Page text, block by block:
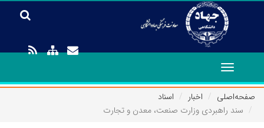
Toggle
navigation
صفحه‌اصلی
اخبار
اسناد
سند راهبردی وزارت صنعت، معدن و تجارت